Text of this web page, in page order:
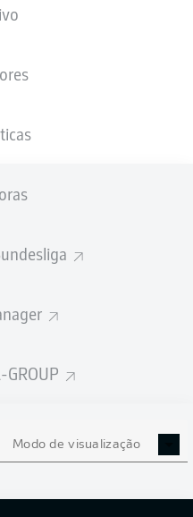
GROUP
Modo de visualização
DA
2026/2027